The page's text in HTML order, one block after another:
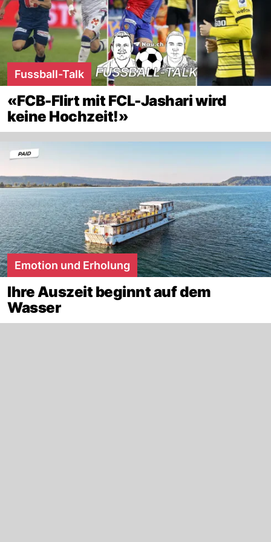
Fussball-Talk
«FCB-Flirt mit FCL-Jashari wird
keine Hochzeit!»
Emotion und Erholung
Ihre Auszeit beginnt auf dem
Wasser